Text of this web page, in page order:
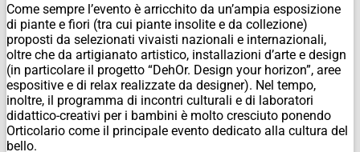
Come sempre l’evento è arricchito da un’ampia esposizione
di piante e fiori (tra cui piante insolite e da collezione)
proposti da selezionati vivaisti nazionali e internazionali,
oltre che da artigianato artistico, installazioni d’arte e design
(in particolare il progetto “DehOr. Design your horizon”, aree
espositive e di relax realizzate da designer). Nel tempo,
inoltre, il programma di incontri culturali e di laboratori
didattico-creativi per i bambini è molto cresciuto ponendo
Orticolario come il principale evento dedicato alla cultura del
bello.